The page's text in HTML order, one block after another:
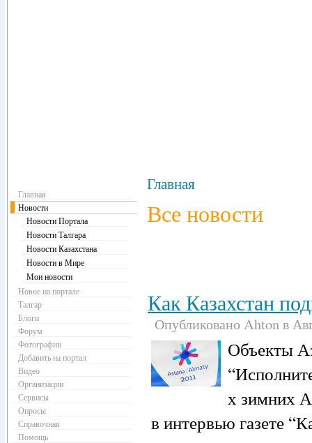
Главная
Все новости
Как Казахстан
Опубликовано Ahton в
Объекты
х зимних
в интервью газете
Главная
Новости
Новости Портала
Новости Талгара
Новости Казахстана
Новости в Мире
Мои новости
Новое на портале
Талгар
Блоги
Форум
Фотографии
Добавить на портал
Видео
Организации
Сервисы
Опросы
Справочная
Помощь